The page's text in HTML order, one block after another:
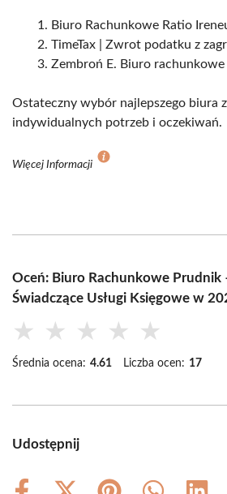
Biuro Rachunkowe Ratio
TimeTax | Zwrot podatku z
Zembroń E. Biuro rachunkowe
Ostateczny wybór najlepszego biura
indywidualnych potrzeb i oczekiwań.
Więcej Informacji
Oceń: Biuro Rachunkowe Prudnik
Świadczące Usługi Księgowe w
★ ★ ★ ★ ★
Średnia ocena: 4.61 Liczba ocen: 17
Udostępnij